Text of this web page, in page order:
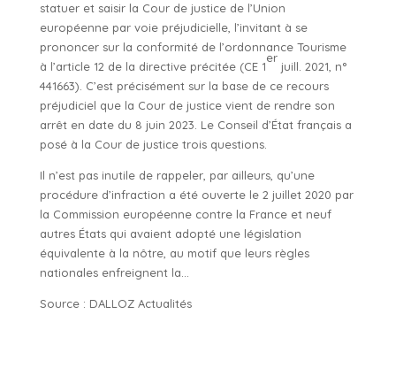
statuer et saisir la Cour de justice de l’Union
européenne par voie préjudicielle, l’invitant à se
prononcer sur la conformité de l’ordonnance Tourisme
à l’article 12 de la directive précitée (CE 1
er
juill. 2021, n°
441663). C’est précisément sur la base de ce recours
préjudiciel que la Cour de justice vient de rendre son
arrêt en date du 8 juin 2023. Le Conseil d’État français a
posé à la Cour de justice trois questions.
Il n’est pas inutile de rappeler, par ailleurs, qu’une
procédure d’infraction a été ouverte le 2 juillet 2020 par
la Commission européenne contre la France et neuf
autres États qui avaient adopté une législation
équivalente à la nôtre, au motif que leurs règles
nationales enfreignent la…
Source : DALLOZ Actualités